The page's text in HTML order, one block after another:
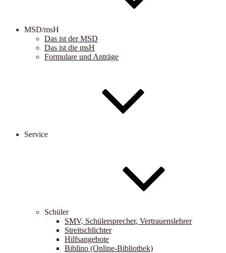
MSD/msH
Das ist der MSD
Das ist die msH
Formulare und Anträge
Service
Schüler
SMV, Schülersprecher, Vertrauenslehrer
Streitschlichter
Hilfsangebote
Biblino (Online-Bibliothek)